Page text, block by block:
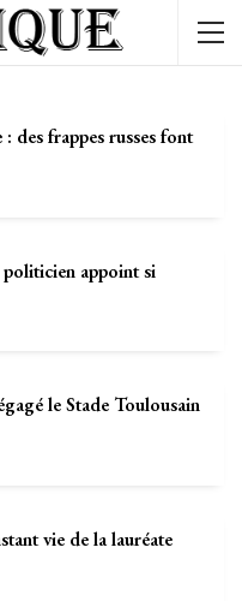
des frappes russes font
appoint si
le Stade Toulousain
vie de la lauréate